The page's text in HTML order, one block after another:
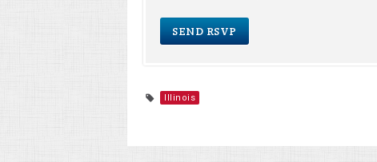
Illinois